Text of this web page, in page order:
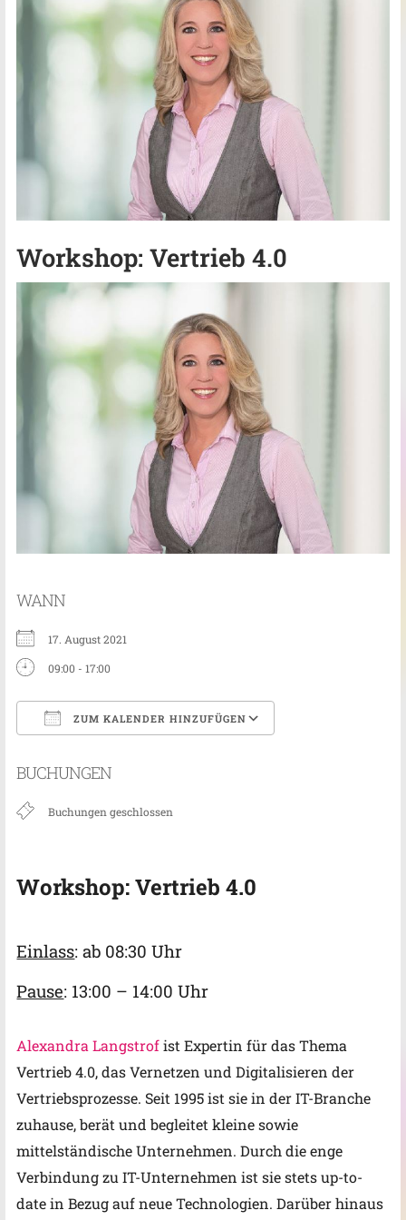
Workshop: Vertrieb 4.0
WANN
17. August 2021
09:00 - 17:00
ZUM KALENDER HINZUFÜGEN
BUCHUNGEN
Buchungen geschlossen
Workshop: Vertrieb 4.0
Einlass: ab 08:30 Uhr
Pause: 13:00 – 14:00 Uhr
Alexandra Langstrofist Expertin für das Thema
Vertrieb 4.0, das Vernetzen und Digitalisieren der
Vertriebsprozesse. Seit 1995 ist sie in der IT-Branche
zuhause, berät und begleitet kleine sowie
mittelständische Unternehmen. Durch die enge
Verbindung zu IT-Unternehmen ist sie stets up-to-
date in Bezug auf neue Technologien. Darüber hinaus